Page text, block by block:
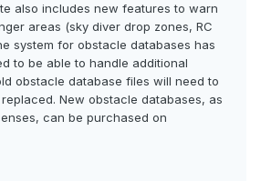
also includes new features to warn
areas (sky diver drop zones, RC
system for obstacle databases has
to be able to handle additional
obstacle database files will need to
New obstacle databases, as
can be purchased on